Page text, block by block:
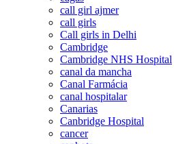
call girl ajmer
call girls
Call girls in Delhi
Cambridge
Cambridge NHS Hospital
canal da mancha
Canal Farmácia
canal hospitalar
Canarias
Canbridge Hospital
cancer